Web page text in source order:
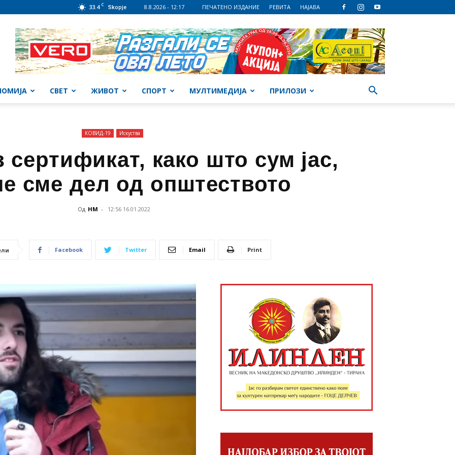
33.4 C Skopje 8.8.2026 - 12:17 ПЕЧАТЕНО ИЗДАНИЕ РЕВИТА НАЈАВА
СВЕТ ЖИВОТ СПОРТ МУЛТИМЕДИЈА ПРИЛОЗИ
КОВИД-19 Искуства
сертификат, како што сум јас,
сме дел од општеството
Од НМ - 12:56 16.01.2022
Facebook Twitter Email Print